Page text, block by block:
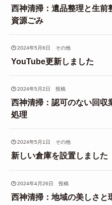
西神清掃：遺品整理と生前
資源ごみ
2024年5月6日 その他
YouTube更新しました
2024年5月2日 投稿
西神清掃：認可のない回収
処理
2024年5月1日 その他
新しい倉庫を設置しました
2024年4月26日 投稿
西神清掃：地域の美しさと